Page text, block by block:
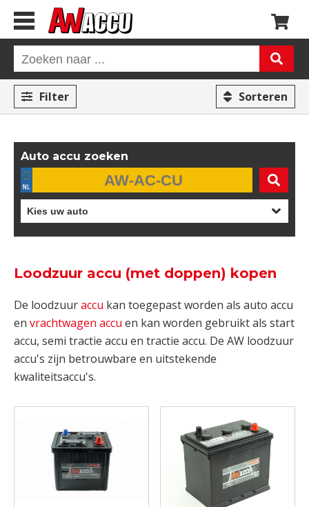
Filter Sorteren
Auto accu zoeken
Loodzuur accu (met doppen) kopen
De loodzuuraccu kan toegepast worden als auto accu
en vrachtwagen accu en kan worden gebruikt als start
accu, semi tractie accu en tractie accu. De AW loodzuur
accu's zijn betrouwbare en uitstekende
kwaliteitsaccu's.